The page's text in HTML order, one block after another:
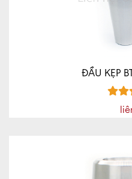
ĐẦU KẸP